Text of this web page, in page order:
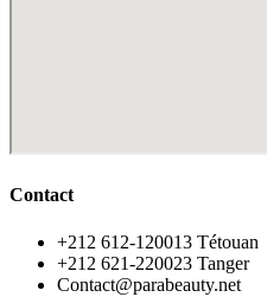
Contact
‪+212 612-120013 Tétouan
‪+212 621-220023 Tanger
Contact@parabeauty.net